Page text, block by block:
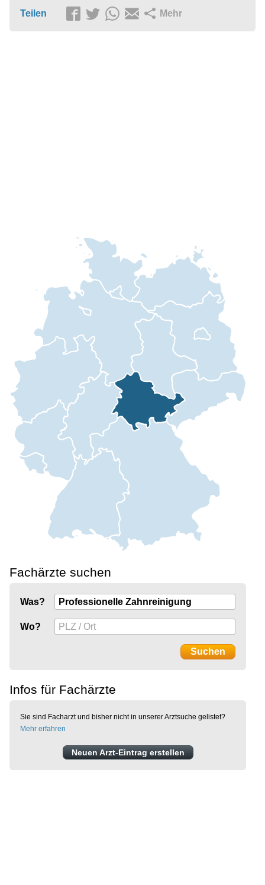
Teilen Mehr
Fachärzte suchen
Was?
Wo?
Infos für Fachärzte
Sie sind Facharzt und bisher nicht in unserer Arztsuche gelistet?
Mehr erfahren
Neuen Arzt-Eintrag erstellen